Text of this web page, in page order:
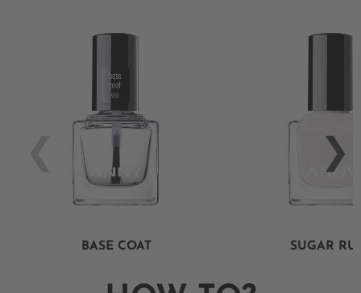
BASE COAT SUGAR